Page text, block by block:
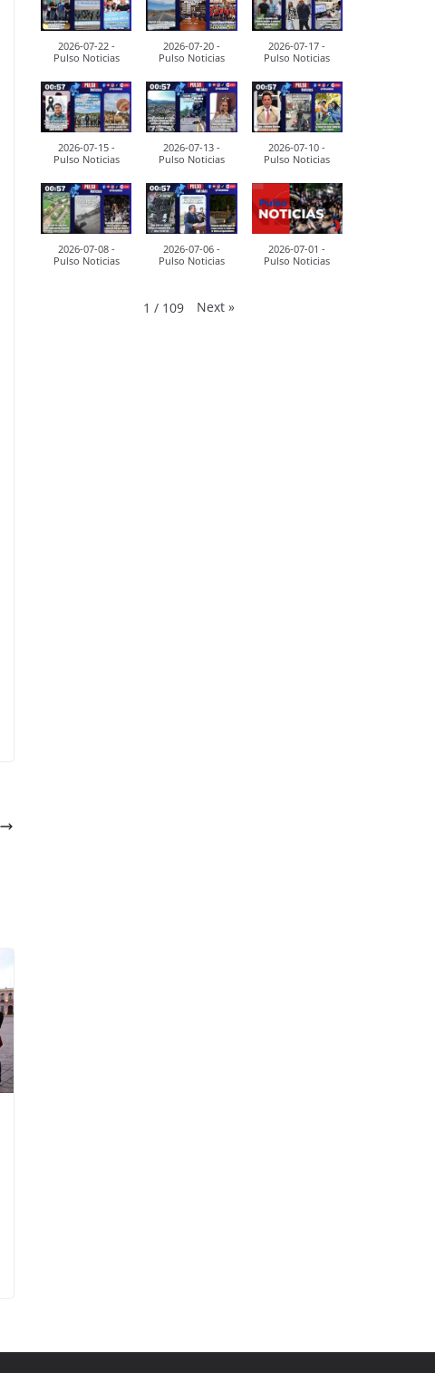
2026-07-22 -
Pulso Noticias
2026-07-20 -
Pulso Noticias
2026-07-17 -
Pulso Noticias
2026-07-15 -
Pulso Noticias
2026-07-13 -
Pulso Noticias
2026-07-10 -
Pulso Noticias
2026-07-08 -
Pulso Noticias
2026-07-06 -
Pulso Noticias
2026-07-01 -
Pulso Noticias
1 / 109 Next »